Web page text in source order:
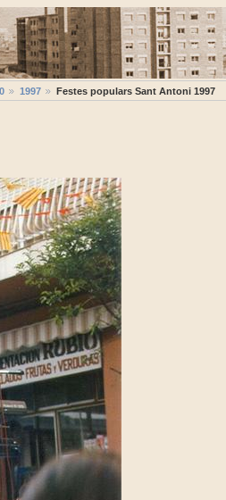
1997 Festes populars Sant Antoni 1997